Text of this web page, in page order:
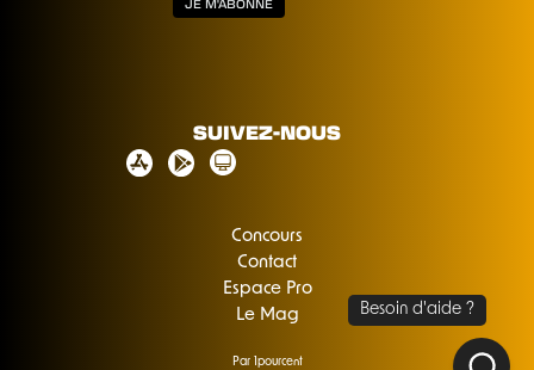
SUIVEZ-NOUS
Concours
Contact
Espace Pro
Le Mag
Par 1pourcent